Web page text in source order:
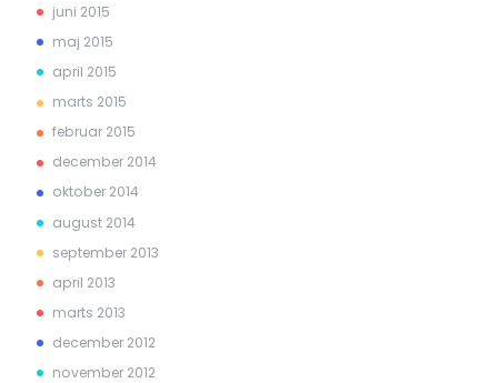
juni 2015
maj 2015
april 2015
marts 2015
februar 2015
december 2014
oktober 2014
august 2014
september 2013
april 2013
marts 2013
december 2012
november 2012